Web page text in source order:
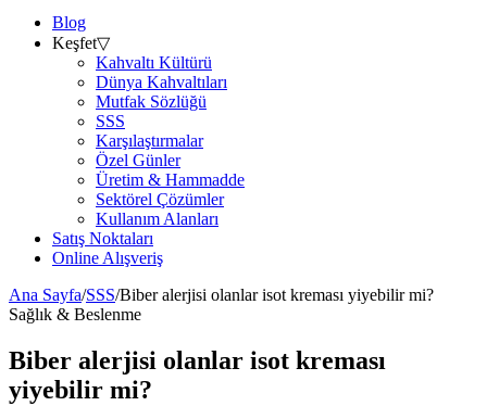
Blog
Keşfet▽
Kahvaltı Kültürü
Dünya Kahvaltıları
Mutfak Sözlüğü
SSS
Karşılaştırmalar
Özel Günler
Üretim & Hammadde
Sektörel Çözümler
Kullanım Alanları
Satış Noktaları
Online Alışveriş
Ana Sayfa/SSS/Biber alerjisi olanlar isot kreması yiyebilir mi?
Sağlık & Beslenme
Biber alerjisi olanlar isot kreması
yiyebilir mi?